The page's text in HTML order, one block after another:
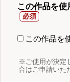
この作品を使
この作品を
※ご使用が決定
合はご申請いた